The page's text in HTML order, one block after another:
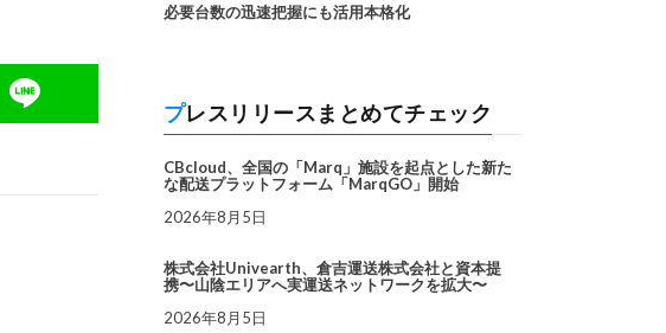
必要台数の迅速把握にも活用本格化
プレスリリースまとめてチェック
CBcloud、全国の「Marq」施設を起点とした新た
な配送プラットフォーム「MarqGO」開始
2026年8月5日
株式会社Univearth、倉吉運送株式会社と資本提
携〜山陰エリアへ実運送ネットワークを拡大〜
2026年8月5日